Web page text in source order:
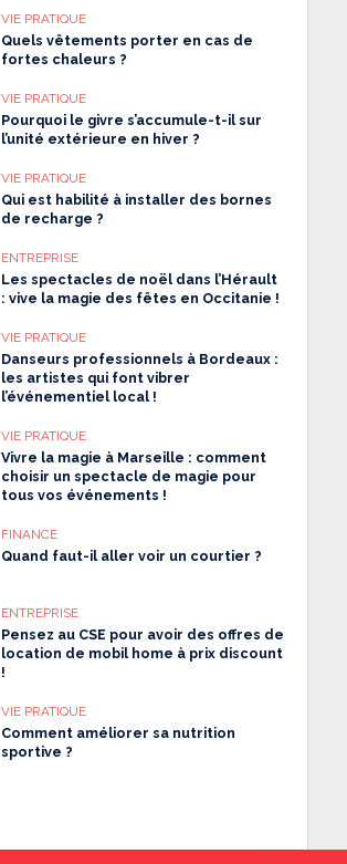
VIE PRATIQUE
Quels vêtements porter en cas de
fortes chaleurs ?
VIE PRATIQUE
Pourquoi le givre s’accumule-t-il sur
l’unité extérieure en hiver ?
VIE PRATIQUE
Qui est habilité à installer des bornes
de recharge ?
ENTREPRISE
Les spectacles de noël dans l’Hérault
: vive la magie des fêtes en Occitanie !
VIE PRATIQUE
Danseurs professionnels à Bordeaux :
les artistes qui font vibrer
l’événementiel local !
VIE PRATIQUE
Vivre la magie à Marseille : comment
choisir un spectacle de magie pour
tous vos événements !
FINANCE
Quand faut-il aller voir un courtier ?
ENTREPRISE
Pensez au CSE pour avoir des offres de
location de mobil home à prix discount
!
VIE PRATIQUE
Comment améliorer sa nutrition
sportive ?